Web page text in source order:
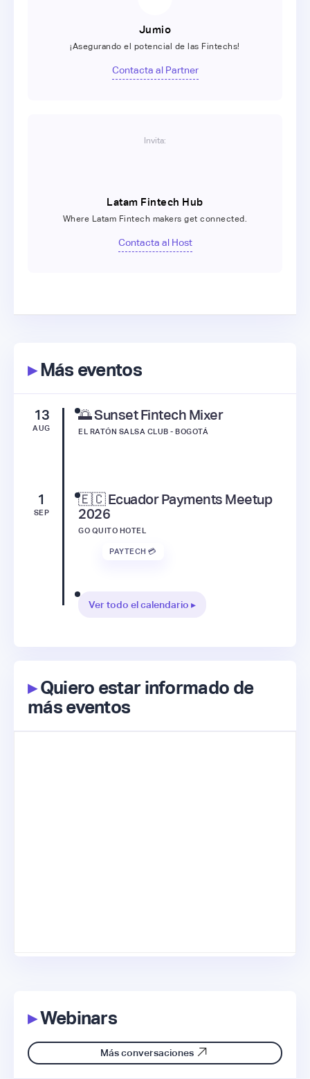
Jumio
¡Asegurando el potencial de las Fintechs!
Contacta al Partner
Invita:
Latam Fintech Hub
Where Latam Fintech makers get connected.
Contacta al Host
▸Más eventos
13
AUG
🌅 Sunset Fintech Mixer
EL RATÓN SALSA CLUB - BOGOTÁ
1
SEP
🇪🇨 Ecuador Payments Meetup
2026
GO QUITO HOTEL
PAYTECH 💳
Ver todo el calendario ▸
▸Quiero estar informado de
más eventos
▸Webinars
Más conversaciones